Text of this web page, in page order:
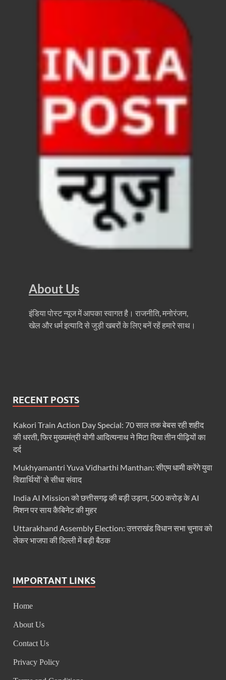
FSSAI: जांच में अंडे पूरी तरह सुरक्षित पाए गए: FSSAI
Anil Vij Statement: कांग्रेस का अविश्वास प्रस्ताव
Chronic Kidney Disease: क्रोनिक किडनी डिजीज
Bihar NDA MP: बिहार एनडीए सांसदों ने बीजेपी राष्ट्रीय
VB G Ram G Bill: बिल फाड़ना लोकतंत्र की हत्या –
Former DGP Prashant Kumar: उत्तर प्रदेश शिक्षा
Indian Railway New Policy: ट्रेन में भी एयरपोर्ट जैसा
Soil To Silk Exhibition: सॉइल टू सिल्क’ की अनूठी
GST Sudhar Book: सामाजिक न्याय, आर्थिक समानता और
UP BJP State President: पंकज चौधरी बने उत्तर प्रदेश
BJP Working President Nitin Nabin: कौन है नितिन
Ummeed Portal: उम्मीद पोर्टल पर यूपी ने रचा
दिल्ली में चमकेगा मध्यप्रदेश – संस्कृति, कला और परंपरा
Jairam Ramesh On BJP: श्यामा प्रसाद मुखर्जी के
AIIMS Rishikesh: केन्द्रीय स्वास्थ्य मंत्री जेपी नड्डा से
Manas Khand Mala Yojana: मुख्यमंत्री धामी ने किया
Skill Development & Polytechnic Courses:
Haridwar Kumbh: हरिद्वार में होने वाले कुंभ को लेकर बोले
Air Fare Issue: इंडिगो संकट के बीच बढ़े हुए हवाई किराए
UP Detention Centre: यूपी में घुसपैठ हूं पर बड़ी कार्रवाई
UP BJP State President: उत्तरप्रदेश को जल्द मिलेगा
PM Kisan Yojana: पीएम-किसान योजना के अंतर्गत
About Us
इंडिया पोस्ट न्यूज में आपका स्वागत है। राजनीति, मनोरंजन,
खेल और धर्म इत्यादि से जुड़ी खबरों के लिए बनें रहें हमारे साथ।
RECENT POSTS
Kakori Train Action Day Special: 70 साल तक बेबस रही शहीद
की धरती, फिर मुख्यमंत्री योगी आदित्यनाथ ने मिटा दिया तीन पीढ़ियों का
दर्द
Mukhyamantri Yuva Vidharthi Manthan: सीएम धामी करेंगे युवा
विद्यार्थियों’ से सीधा संवाद
India AI Mission को छत्तीसगढ़ की बड़ी उड़ान, 500 करोड़ के AI
मिशन पर साय कैबिनेट की मुहर
Uttarakhand Assembly Election: उत्तराखंड विधान सभा चुनाव को
लेकर भाजपा की दिल्ली में बड़ी बैठक
IMPORTANT LINKS
Home
About Us
Contact Us
Privacy Policy